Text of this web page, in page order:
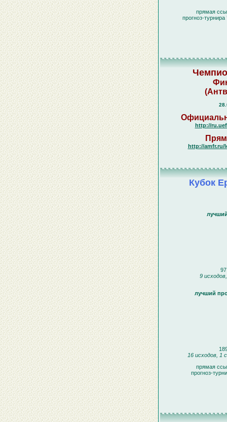
прямая
прогноз-
http://
http://amfr.ru/
Кубок
9
лучший
16 исходов, 1
прямая
прогноз-